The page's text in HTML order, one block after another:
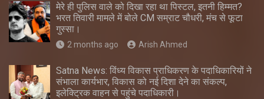
मेरे ही पुलिस वाले को दिखा रहा था पिस्टल, इतनी हिम्मत?
भरत तिवारी मामले में बोले CM सम्राट चौधरी, मंच से फूटा
गुस्सा।
2 months ago Arish Ahmed
Satna News: विंध्य विकास प्राधिकरण के पदाधिकारियों ने
संभाला कार्यभार, विकास को नई दिशा देने का संकल्प,
इलेक्ट्रिक वाहन से पहुंचे पदाधिकारी।